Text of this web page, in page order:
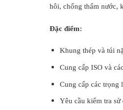
hôi, chống thấm nước,
Đặc điểm:
Khung thép và túi
Cung cấp ISO và
Cung cấp các trọng
Yêu cầu kiểm tra